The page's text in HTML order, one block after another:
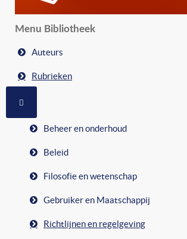
Menu Bibliotheek
Auteurs
Rubrieken
Beheer en onderhoud
Beleid
Filosofie en wetenschap
Gebruiker en Maatschappij
Richtlijnen en regelgeving